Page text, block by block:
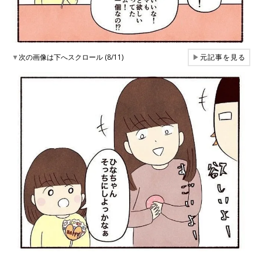
▼次の画像は下へスクロール (8/11) ▶元記事を見る